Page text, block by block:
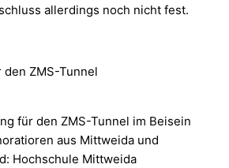
allerdings noch nicht fest.
ZMS-Tunnel
für den ZMS-Tunnel im Beisein
aus Mittweida und
Hochschule Mittweida